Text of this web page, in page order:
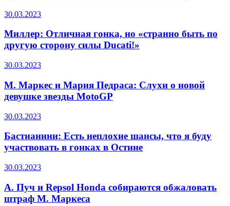
30.03.2023
Миллер: Отличная гонка, но «странно быть по
другую сторону силы Ducati!»
30.03.2023
М. Маркес и Мария Педраса: Слухи о новой
девушке звезды MotoGP
30.03.2023
Бастианини: Есть неплохие шансы, что я буду
участвовать в гонках в Остине
30.03.2023
А. Пуч и Repsol Honda собираются обжаловать
штраф М. Маркеса